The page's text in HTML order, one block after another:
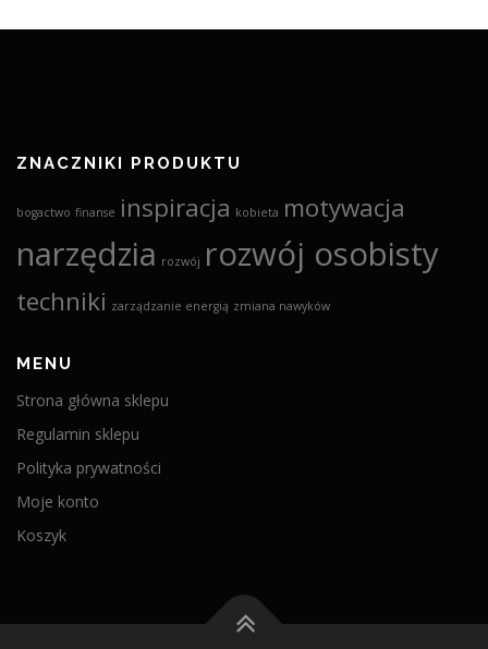
ZNACZNIKI PRODUKTU
bogactwo finanse inspiracja kobieta motywacja
narzędzia rozwój rozwój osobisty
techniki zarządzanie energią zmiana nawyków
MENU
Strona główna sklepu
Regulamin sklepu
Polityka prywatności
Moje konto
Koszyk